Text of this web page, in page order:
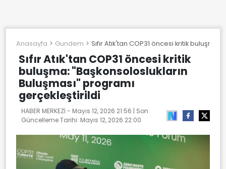
Anasayfa Gundem Sıfır Atık'tan COP31 öncesi kritik
Sıfır Atık'tan COP31 öncesi kritik
buluşma: "Başkonsoloslukların
Buluşması" programı
gerçekleştirildi
HABER MERKEZİ - Mayıs 12, 2026 21:56 | Son
Güncelleme Tarihi: Mayıs 12, 2026 22:00